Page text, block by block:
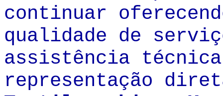
continuar
qualidade de
assistência
representação